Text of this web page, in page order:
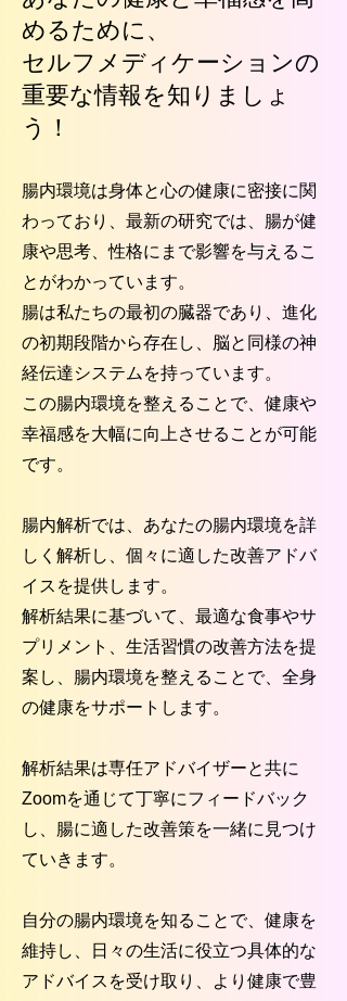
めるために、
セルフメディケーションの
重要な情報を知りましょ
う！
腸内環境は身体と心の健康に密接に関
わっており、最新の研究では、腸が健
康や思考、性格にまで影響を与えるこ
とがわかっています。
腸は私たちの最初の臓器であり、進化
の初期段階から存在し、脳と同様の神
経伝達システムを持っています。
この腸内環境を整えることで、健康や
幸福感を大幅に向上させることが可能
です。
腸内解析では、あなたの腸内環境を詳
しく解析し、個々に適した改善アドバ
イスを提供します。
解析結果に基づいて、最適な食事やサ
プリメント、生活習慣の改善方法を提
案し、腸内環境を整えることで、全身
の健康をサポートします。
解析結果は専任アドバイザーと共に
Zoomを通じて丁寧にフィードバック
し、腸に適した改善策を一緒に見つけ
ていきます。
自分の腸内環境を知ることで、健康を
維持し、日々の生活に役立つ具体的な
アドバイスを受け取り、より健康で豊